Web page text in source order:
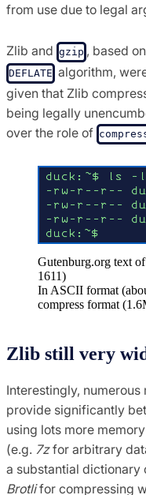
from use due to legal
Zlib and gzip , based
DEFLATE algorithm,
given that Zlib
being legally
over the role of
Gutenburg.org text
1611)
In ASCII format
compress format
Zlib still very
Interestingly,
provide significantly
using lots more
(e.g. 7zfor arbitrary
a substantial
Brotlifor compressing